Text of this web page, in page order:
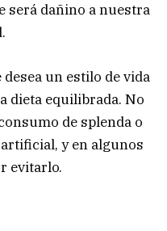
será dañino a nuestra
un estilo de vida
dieta equilibrada. No
de splenda o
y en algunos
evitarlo.